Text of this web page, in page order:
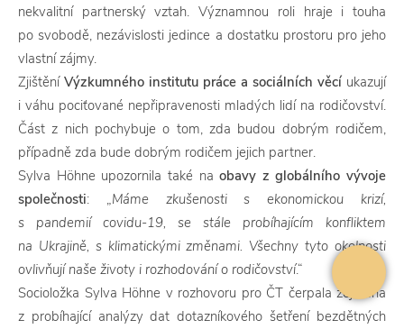
nekvalitní partnerský vztah. Významnou roli hraje i touha
po svobodě, nezávislosti jedince a dostatku prostoru pro jeho
vlastní zájmy.
Zjištění Výzkumného institutu práce a sociálních věcí ukazují
i váhu pociťované nepřipravenosti mladých lidí na rodičovství.
Část z nich pochybuje o tom, zda budou dobrým rodičem,
případně zda bude dobrým rodičem jejich partner.
Sylva Höhne upozornila také naobavy z globálního vývoje
společnosti: „Máme zkušenosti s ekonomickou krizí,
s pandemií covidu-19, se stále probíhajícím konfliktem
na Ukrajině, s klimatickými změnami. Všechny tyto okolnosti
ovlivňují naše životy i rozhodování o rodičovství.“
Socioložka Sylva Höhne v rozhovoru pro ČT čerpala zejména
z probíhající analýzy dat dotazníkového šetření bezdětných